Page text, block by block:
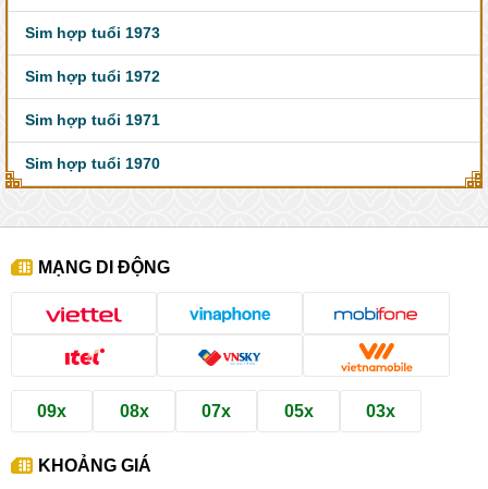
Sim hợp tuổi 1973
Sim hợp tuổi 1972
Sim hợp tuổi 1971
Sim hợp tuổi 1970
MẠNG DI ĐỘNG
09x 08x 07x 05x 03x
KHOẢNG GIÁ